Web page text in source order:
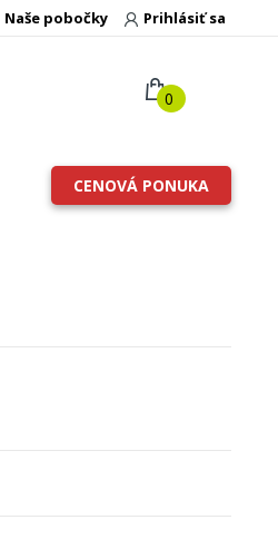
Prihlásiť sa
Naše pobočky
0
CENOVÁ PONUKA